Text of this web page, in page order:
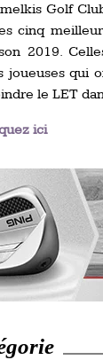
Golf
cinq
2019.
joueuses qui
le LET
ici